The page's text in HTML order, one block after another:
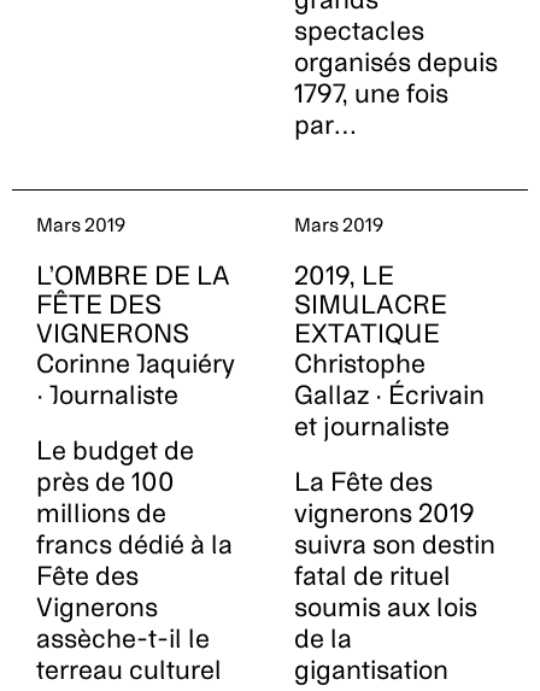
spectacles
organisés depuis
1797, une fois
par…
Mars 2019
L’OMBRE DE LA
FÊTE DES
VIGNERONS
Corinne Jaquiéry
· Journaliste
Le budget de
près de 100
millions de
francs dédié à la
Fête des
Vignerons
assèche-t-il le
terreau culturel
Mars 2019
2019, LE
SIMULACRE
EXTATIQUE
Christophe
Gallaz · Écrivain
et journaliste
La Fête des
vignerons 2019
suivra son destin
fatal de rituel
soumis aux lois
de la
gigantisation